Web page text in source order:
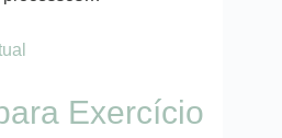
Exercício